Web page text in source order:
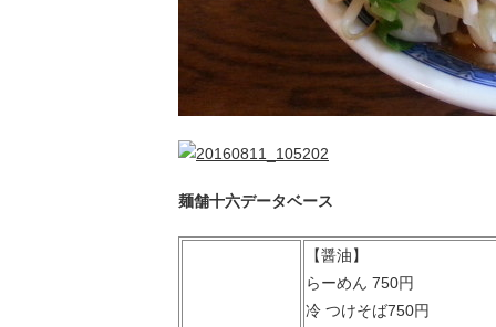
麺舗十六データベース
【醤油】
らーめん 750円
冷 つけそば750円